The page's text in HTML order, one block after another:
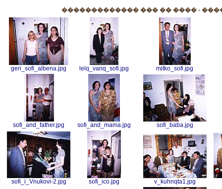
������������� ��� �� ���� -
geri_sofi_albena.jpg lelq_vanq_sofi.jpg mitko_sofi.jpg
sofi_and_father.jpg sofi_and_mama.jpg sofi_baba.jpg
sofi_i_Vnukovi-2.jpg sofi_ico.jpg v_kuhnqta1.jpg